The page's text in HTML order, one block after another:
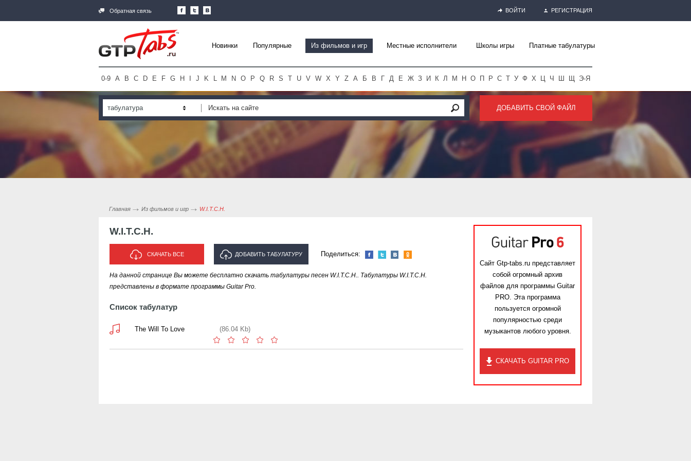
Обратная связь ВОЙТИ РЕГИСТРАЦИЯ
Новинки Популярные Из фильмов и игр Местные исполнители Школы игры Платные табулатуры
0-9 A B C D E F G H J K L M N O P Q R S T U V W X Y Z А Б В Г Д Е Ж З И К Л М Н О П Р С Т У Ф Х Ц Ч Ш Щ Э-Я
табулатура ДОБАВИТЬ СВОЙ ФАЙЛ
Главная Из фильмов и игр W.I.T.C.H.
W.I.T.C.H.
СКАЧАТЬ ВСЕ ДОБАВИТЬ ТАБУЛАТУРУ
ИСПОЛНИТЕЛЯ "W.I.T.C.H."
Поделиться:
На данной странице Вы можете бесплатно скачать табулатуры песен W.I.T.C.H.. Табулатуры W.I.T.C.H.
представлены в формате программы Guitar Pro.
Список табулатур
The Will To Love (86.04 Kb)
Сайт Gtp-tabs.ru представляет
собой огромный архив
файлов для программы Guitar
PRO. Эта программа
пользуется огромной
популярностью среди
музыкантов любого уровня.
СКАЧАТЬ GUITAR PRO